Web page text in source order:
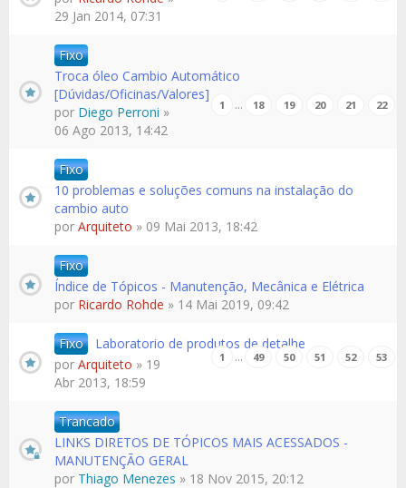
29 Jan 2014, 07:31
Fixo
Troca óleo Cambio Automático
[Dúvidas/Oficinas/Valores]
1 … 18 19 20 21 22
por Diego Perroni »
06 Ago 2013, 14:42
Fixo
10 problemas e soluções comuns na instalação do
cambio auto
por Arquiteto » 09 Mai 2013, 18:42
Fixo
Índice de Tópicos - Manutenção, Mecânica e Elétrica
por Ricardo Rohde » 14 Mai 2019, 09:42
Fixo Laboratorio de produtos de detalhe
1 … 49 50 51 52 53
por Arquiteto » 19
Abr 2013, 18:59
Trancado
LINKS DIRETOS DE TÓPICOS MAIS ACESSADOS -
MANUTENÇÃO GERAL
por Thiago Menezes » 18 Nov 2015, 20:12